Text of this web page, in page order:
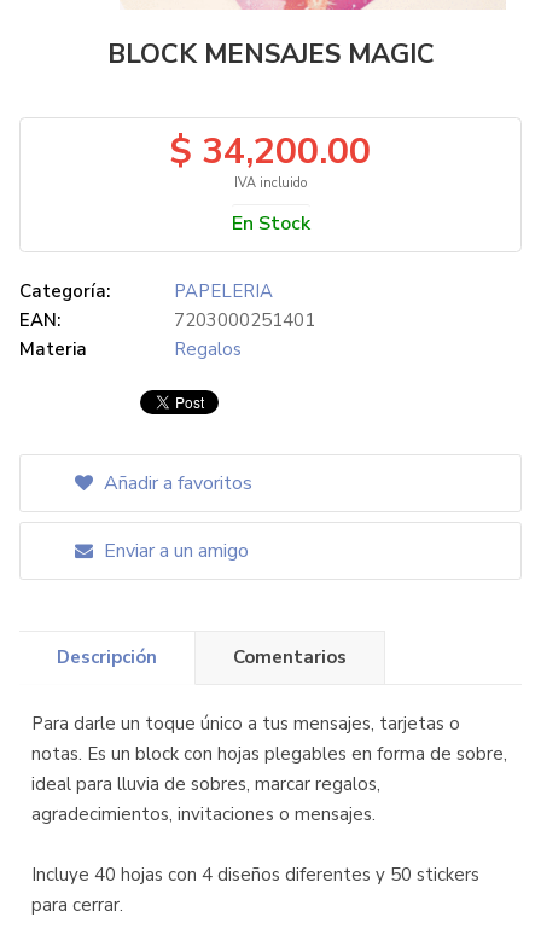
BLOCK MENSAJES MAGIC
$ 34,200.00
IVA incluido
En Stock
Categoría:
PAPELERIA
EAN:
7203000251401
Materia
Regalos
Añadir a favoritos
Enviar a un amigo
Descripción Comentarios
Para darle un toque único a tus mensajes, tarjetas o
notas. Es un block con hojas plegables en forma de sobre,
ideal para lluvia de sobres, marcar regalos,
agradecimientos, invitaciones o mensajes.
Incluye 40 hojas con 4 diseños diferentes y 50 stickers
para cerrar.